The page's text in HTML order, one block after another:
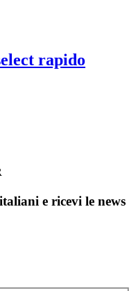
rapido
e ricevi le news